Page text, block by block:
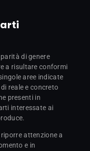
di genere
a risultare conformi
aree indicate
reale e concreto
presenti in
interessate ai
attenzione a
e in